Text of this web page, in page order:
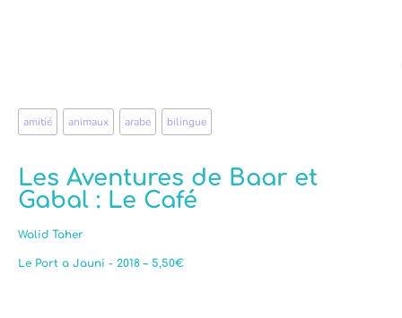
amitié animaux arabe bilingue
Les Aventures de Baar et
Gabal : Le Café
Walid Taher
Le Port a Jauni - 2018 – 5,50€